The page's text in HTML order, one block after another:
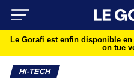
Le Gorafi est enfin disponible
on tue
HI-TECH